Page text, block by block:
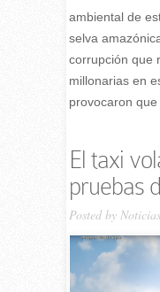
ambiental de
selva
corrupción que
millonarias en
provocaron que
El taxi
pruebas
Posted by